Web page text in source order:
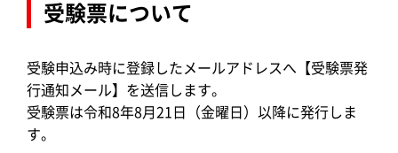
受験票について
受験申込み時に登録したメールアドレスへ【受験票発
行通知メール】を送信します。
受験票は令和8年8月21日（金曜日）以降に発行しま
す。